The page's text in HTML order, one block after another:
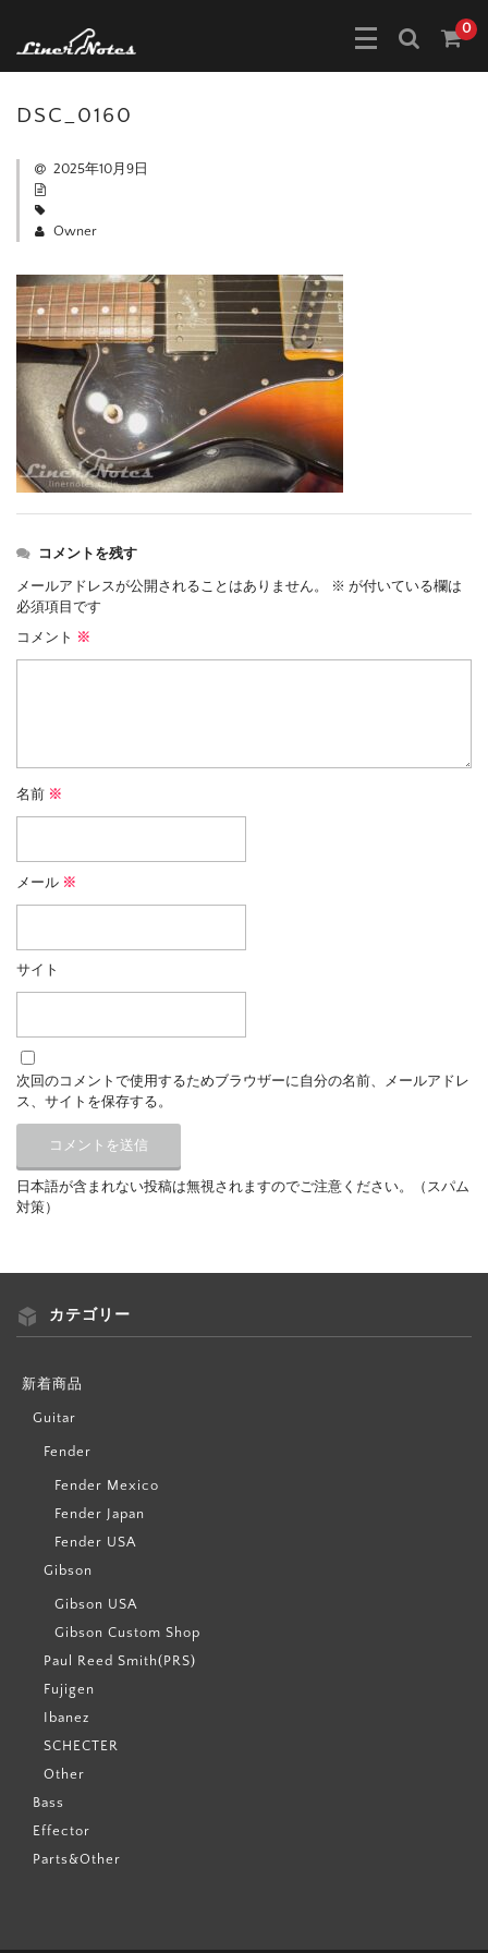
0
DSC_0160
2025年10月9日
Owner
コメントを残す
メールアドレスが公開されることはありません。 ※ が付いている欄は
必須項目です
コメント ※
名前 ※
メール ※
サイト
次回のコメントで使用するためブラウザーに自分の名前、メールアドレ
ス、サイトを保存する。
日本語が含まれない投稿は無視されますのでご注意ください。（スパム
対策）
カテゴリー
新着商品
Guitar
Fender
Fender Mexico
Fender Japan
Fender USA
Gibson
Gibson USA
Gibson Custom Shop
Paul Reed Smith(PRS)
Fujigen
Ibanez
SCHECTER
Other
Bass
Effector
Parts&Other